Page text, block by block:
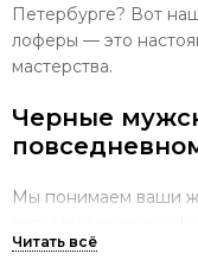
Петербурге? Вот
лоферы — это
мастерства.
Черные
Мы понимаем ваши
повседневного